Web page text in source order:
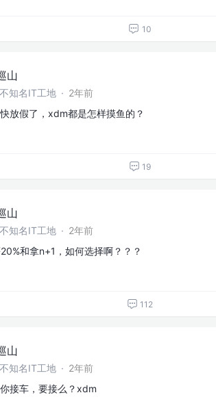
10
山
知名IT工地 · 2年前
放假了，xdm都是怎样摸鱼的？
19
山
知名IT工地 · 2年前
和拿n+1，如何选择啊？？？
112
山
知名IT工地 · 2年前
接车，要接么？xdm